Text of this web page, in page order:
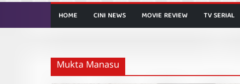
HOME CINI NEWS MOVIE REVIEW TV SERIAL
Mukta Manasu